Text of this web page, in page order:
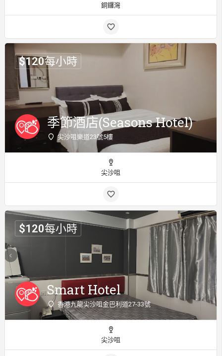
銅鑼灣
季節酒店(Seasons Hotel)
尖沙咀樂道23號5樓
$120每小時
尖沙咀
Smart Hotel
香港九龍尖沙咀金巴利道27-33號
$120每小時
尖沙咀